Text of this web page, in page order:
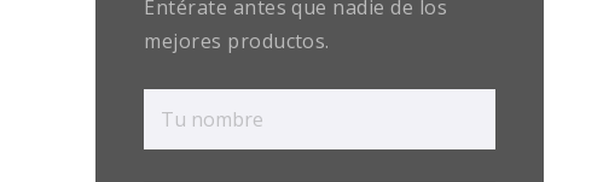
Entérate antes que nadie de los
mejores productos.